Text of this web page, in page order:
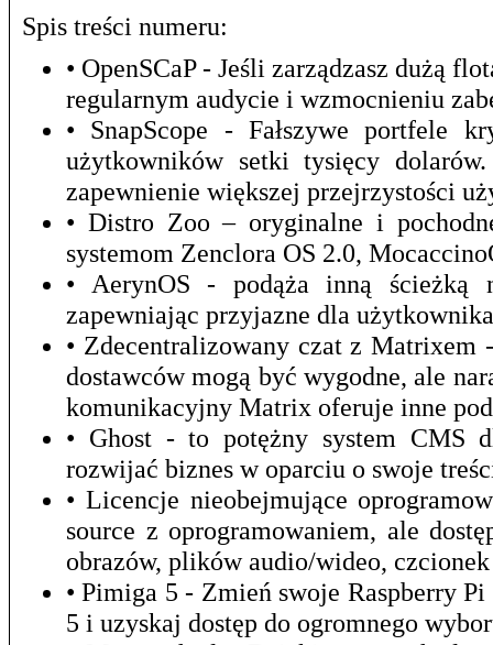
Spis treści numeru:
• OpenSCaP - Jeśli zarządzasz dużą
regularnym audycie i wzmocnieniu
• SnapScope - Fałszywe portfele
użytkowników setki tysięcy
zapewnienie większej przejrzystości
• Distro Zoo – oryginalne i
systemom Zenclora OS 2.0,
• AerynOS - podąża inną ścieżką
zapewniając przyjazne dla
• Zdecentralizowany czat z
dostawców mogą być wygodne, ale
komunikacyjny Matrix oferuje inne
• Ghost - to potężny system CMS
rozwijać biznes w oparciu o swoje
• Licencje nieobejmujące
source z oprogramowaniem, ale
obrazów, plików audio/wideo,
• Pimiga 5 - Zmień swoje Raspberry
5 i uzyskaj dostęp do ogromnego